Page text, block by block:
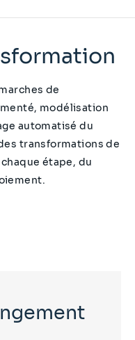
de
modélisation
automatisé du
transformations de
étape, du